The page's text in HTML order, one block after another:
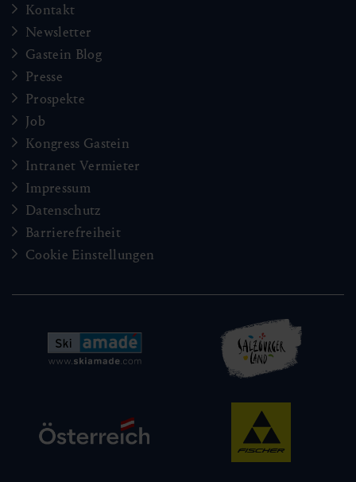
Kontakt
Newsletter
Gastein Blog
Presse
Prospekte
Job
Kongress Gastein
Intranet Vermieter
Impressum
Datenschutz
Barrierefreiheit
Cookie Einstellungen